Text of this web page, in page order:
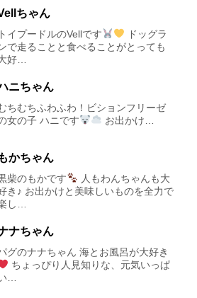
ちゃん
トイプードルのVellです
ドッグラ
で走ることと食べることがとっても
好…
ニちゃん
ちむちふわふわ！ビションフリーゼ
女の子 ハニです︎︎
お出かけ…
もかちゃん
柴のもかです
人もわんちゃんも大
き♪ お出かけと美味しいものを全力で
し…
ナちゃん
グのナナちゃん 海とお風呂が大好き
ちょっぴり人見知りな、元気いっぱ
…